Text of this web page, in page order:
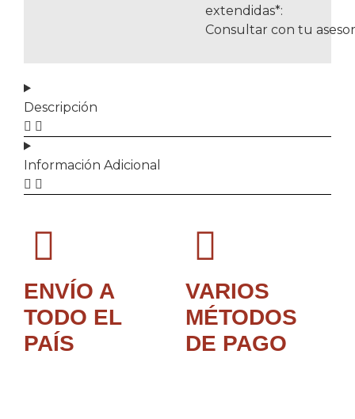
ENVÍO A
TODO EL
PAÍS
VARIOS
MÉTODOS
DE PAGO
extendidas*:
Consultar con tu
Descripción
Información Adicional